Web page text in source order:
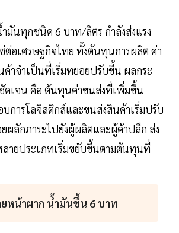
มันทุกชนิด 6 บาท/ลิตร กำลังส่งแรง
ต่อเศรษฐกิจไทย ทั้งต้นทุนการผลิต ค่า
ค้าจำเป็นที่เริ่มทยอยปรับขึ้น ผลกระ
ดเจน คือ ต้นทุนค่าขนส่งที่เพิ่มขึ้น
การโลจิสติกส์และขนส่งสินค้าเริ่มปรับ
ผลักภาระไปยังผู้ผลิตและผู้ค้าปลีก ส่ง
ลายประเภทเริ่มขยับขึ้นตามต้นทุนที่
ยหน้าผาก น้ำมันขึ้น 6 บาท